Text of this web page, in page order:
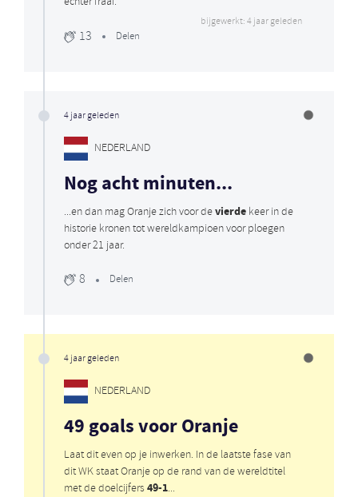
bijgewerkt: 4 jaar geleden
13 Delen
4 jaar geleden
NEDERLAND
Nog acht minuten...
...en dan mag Oranje zich voor devierde keer in de
historie kronen tot wereldkampioen voor ploegen
onder 21 jaar.
8 Delen
4 jaar geleden
NEDERLAND
49 goals voor Oranje
Laat dit even op je inwerken. In de laatste fase van
dit WK staat Oranje op de rand van de wereldtitel
met de doelcijfers 49-1...